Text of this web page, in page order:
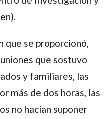
que se proporcionó,
que sostuvo
y familiares, las
más de dos horas, las
no hacían suponer